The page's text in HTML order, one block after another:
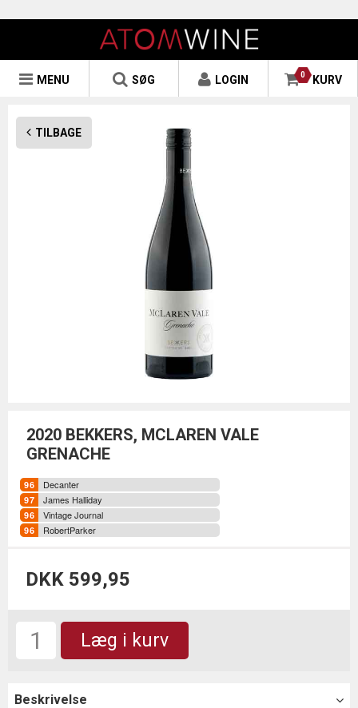
0 KURV
LOGIN
SØG
MENU
TILBAGE
2020 BEKKERS, MCLAREN VALE
GRENACHE
Decanter
James Halliday
Vintage Journal
RobertParker
DKK 599,95
Læg i kurv
Beskrivelse